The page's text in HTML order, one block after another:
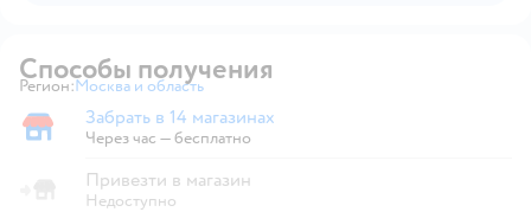
Способы получения
Регион: Выбор адреса доставки.
Москва и область
Забрать в магазине
Забрать в 14 магазинах
Через час — бесплатно
Привезти в магазин
Недоступно